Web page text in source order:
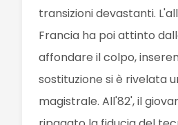
transizioni devastanti.
Francia ha poi attinto
affondare il colpo,
sostituzione si è rivelata
magistrale. All'82', il